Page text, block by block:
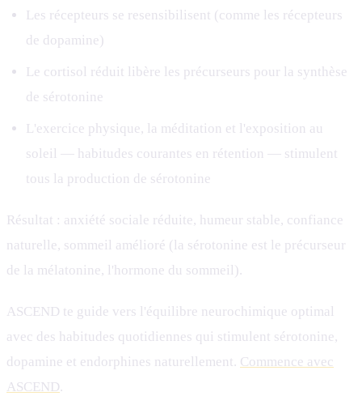
Les récepteurs se resensibilisent (comme les récepteurs
de dopamine)
Le cortisol réduit libère les précurseurs pour la synthèse
de sérotonine
L'exercice physique, la méditation et l'exposition au
soleil — habitudes courantes en rétention — stimulent
tous la production de sérotonine
Résultat : anxiété sociale réduite, humeur stable, confiance
naturelle, sommeil amélioré (la sérotonine est le précurseur
de la mélatonine, l'hormone du sommeil).
ASCEND te guide vers l'équilibre neurochimique optimal
avec des habitudes quotidiennes qui stimulent sérotonine,
dopamine et endorphines naturellement. Commence avec
ASCEND.